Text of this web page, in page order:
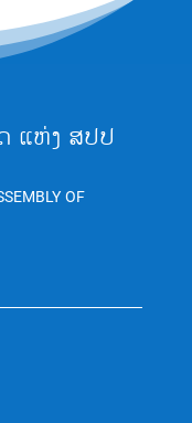
ແຫ່ງ ສປປ
OF